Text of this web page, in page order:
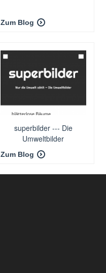
Zum Blog
superbilder --- Die
Umweltbilder
Zum Blog